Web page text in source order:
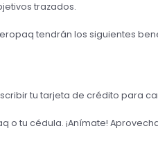
trazados.
tendrán los siguientes
tu tarjeta de crédito para
o tu cédula. ¡Anímate!